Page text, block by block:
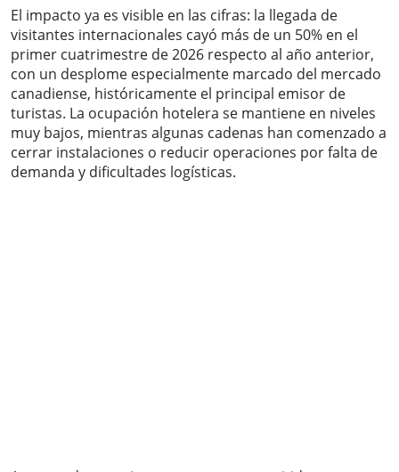
El impacto ya es visible en las cifras: la llegada de
visitantes internacionales cayó más de un 50% en el
primer cuatrimestre de 2026 respecto al año anterior,
con un desplome especialmente marcado del mercado
canadiense, históricamente el principal emisor de
turistas. La ocupación hotelera se mantiene en niveles
muy bajos, mientras algunas cadenas han comenzado a
cerrar instalaciones o reducir operaciones por falta de
demanda y dificultades logísticas.